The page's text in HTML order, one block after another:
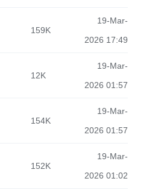
159K
19-Mar-
2026 17:49
12K
19-Mar-
2026 01:57
154K
19-Mar-
2026 01:57
152K
19-Mar-
2026 01:02